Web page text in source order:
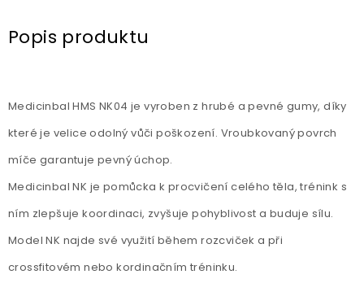
Popis produktu
Medicinbal HMS NK04 je vyroben z hrubé a pevné gumy, díky
které je velice odolný vůči poškození. Vroubkovaný povrch
míče garantuje pevný úchop.
Medicinbal NK je pomůcka k procvičení celého těla, trénink s
ním zlepšuje koordinaci, zvyšuje pohyblivost a buduje sílu.
Model NK najde své využití během rozcviček a při
crossfitovém nebo kordinačním tréninku.